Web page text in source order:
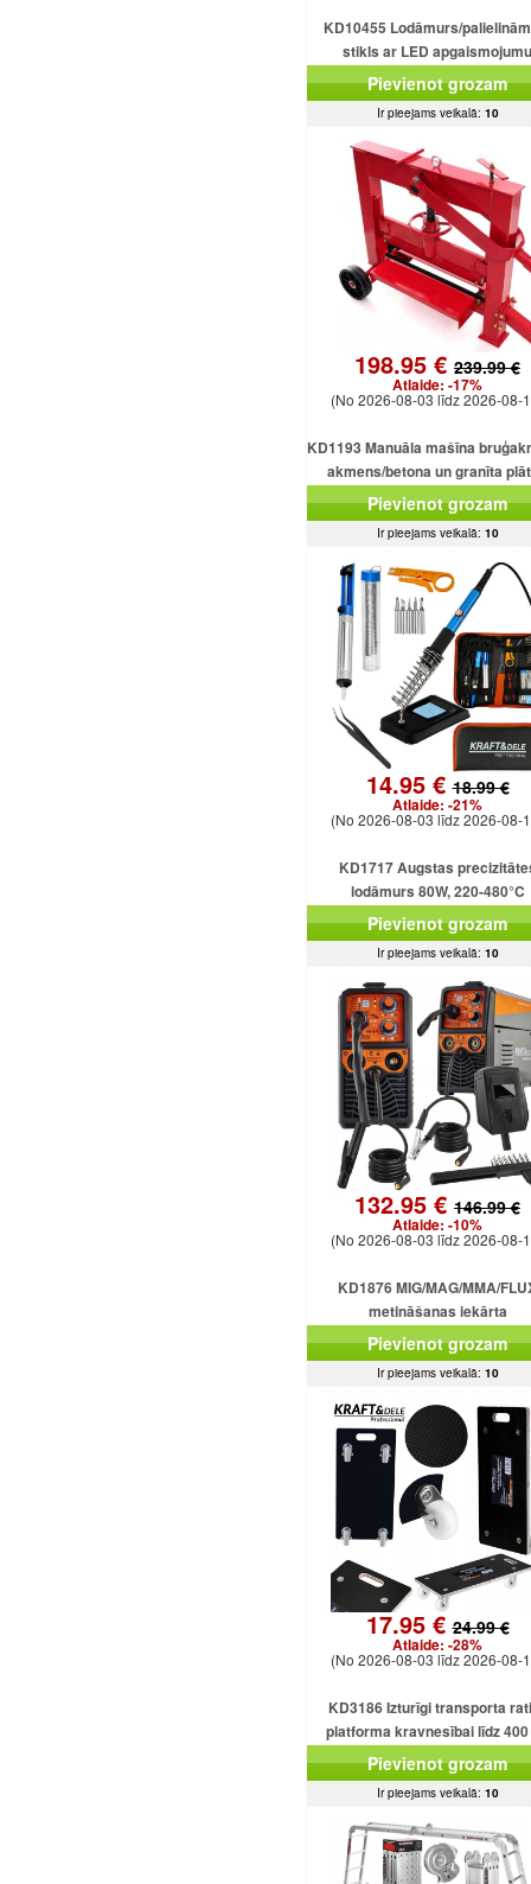
KD10455 Lodāmurs/
stikls ar LED apgaismojumu
Pievienot grozam
Ir pieejams veikalā: 10
198.95 € 239.99 €
Atlaide: -17%
(No 2026-08-03 līdz 2026-08-
KD1193 Manuāla mašīna
akmens/betona un granīta
griešanai
Pievienot grozam
Ir pieejams veikalā: 10
14.95 €18.99 €
Atlaide: -21%
(No 2026-08-03 līdz 2026-08-
KD1717 Augstas
lodāmurs 80W, 220-480°C
Pievienot grozam
Ir pieejams veikalā: 10
132.95 € 146.99 €
Atlaide: -10%
(No 2026-08-03 līdz 2026-08-
KD1876 MIG/MAG/MMA/
metināšanas iekārta
Pievienot grozam
Ir pieejams veikalā: 10
17.95 €24.99 €
Atlaide: -28%
(No 2026-08-03 līdz 2026-08-
KD3186 Izturīgi transporta
platforma kravnesībai līdz
Pievienot grozam
Ir pieejams veikalā: 10